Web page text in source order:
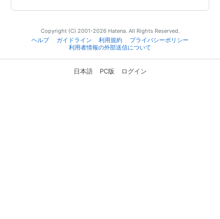
Copyright (C) 2001-2026 Hatena. All Rights Reserved.
ヘルプ
ガイドライン 利用規約
プライバシーポリシー
利用者情報の外部送信について
日本語 PC版 ログイン